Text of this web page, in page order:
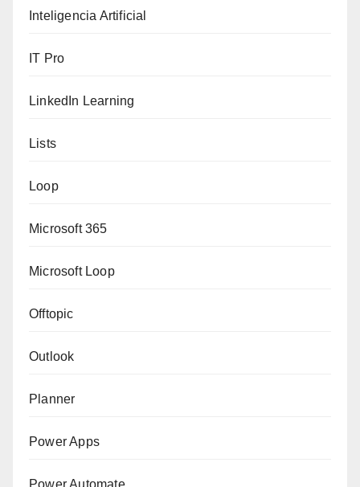
Inteligencia Artificial
IT Pro
LinkedIn Learning
Lists
Loop
Microsoft 365
Microsoft Loop
Offtopic
Outlook
Planner
Power Apps